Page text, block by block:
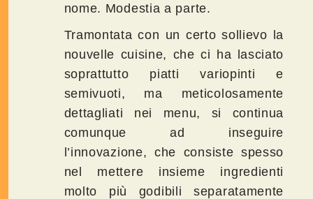
nome. Modestia a parte.
Tramontata con un certo sollievo la
nouvelle cuisine, che ci ha lasciato
soprattutto piatti variopinti e
semivuoti, ma meticolosamente
dettagliati nei menu, si continua
comunque ad inseguire
l’innovazione, che consiste spesso
nel mettere insieme ingredienti
molto più godibili separatamente